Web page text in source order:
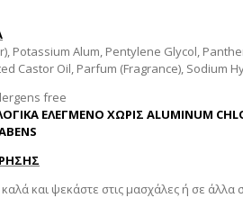
Potassium Alum, Pentylene Glycol,
Castor Oil, Parfum (Fragrance), Sodium
free
ΕΛΕΓΜΕΝΟ ΧΩΡΙΣ ALUMINUM
καλά και ψεκάστε στις μασχάλες ή σε